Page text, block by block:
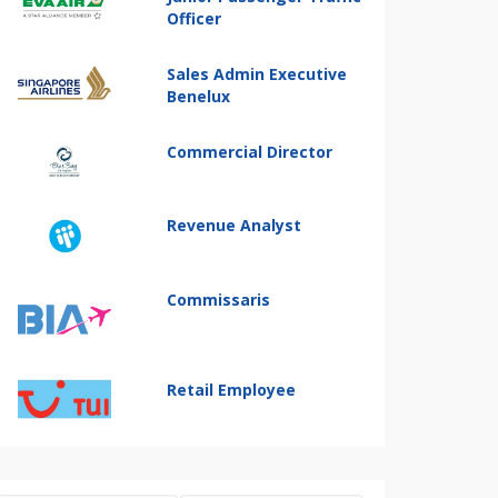
Officer
Sales Admin Executive
Benelux
Commercial Director
Revenue Analyst
Commissaris
Retail Employee